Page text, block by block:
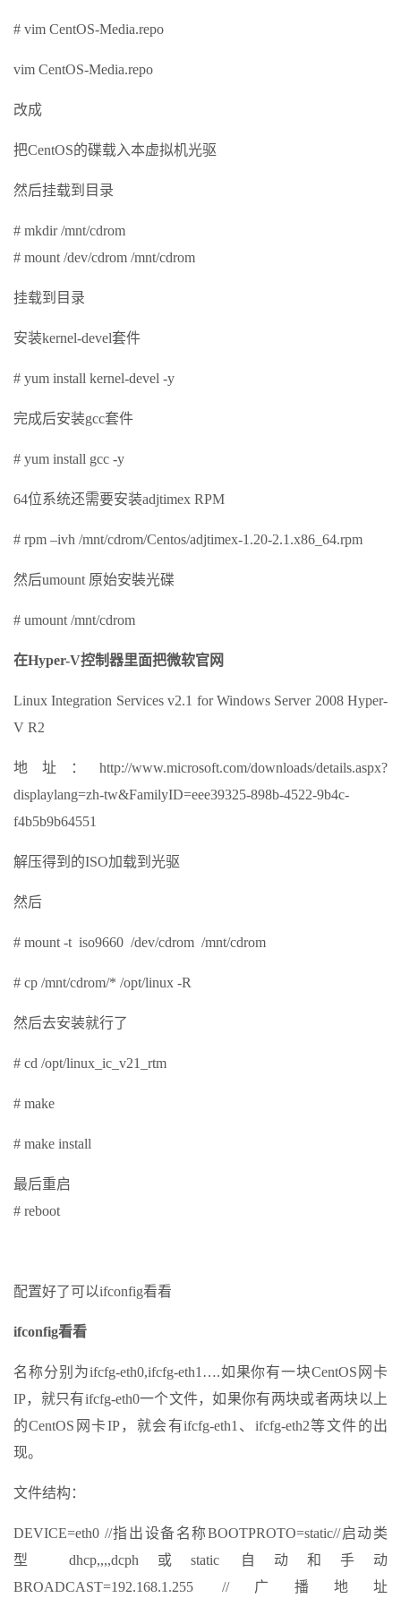
# vim CentOS-Media.repo
vim CentOS-Media.repo
改成
把CentOS的碟载入本虚拟机光驱
然后挂载到目录
# mkdir /mnt/cdrom
# mount /dev/cdrom /mnt/cdrom
挂载到目录
安装kernel-devel套件
# yum install kernel-devel -y
完成后安装gcc套件
# yum install gcc -y
64位系统还需要安装adjtimex RPM
# rpm –ivh /mnt/cdrom/Centos/adjtimex-1.20-2.1.x86_64.rpm
然后umount 原始安裝光碟
# umount /mnt/cdrom
在Hyper-V控制器里面把微软官网
Linux Integration Services v2.1 for Windows Server 2008 Hyper-
V R2
地址：http://www.microsoft.com/downloads/details.aspx?
displaylang=zh-tw&FamilyID=eee39325-898b-4522-9b4c-
f4b5b9b64551
解压得到的ISO加载到光驱
然后
# mount -t iso9660 /dev/cdrom /mnt/cdrom
# cp /mnt/cdrom/* /opt/linux -R
然后去安装就行了
# cd /opt/linux_ic_v21_rtm
# make
# make install
最后重启
# reboot
配置好了可以ifconfig看看
ifconfig看看
名称分别为ifcfg-eth0,ifcfg-eth1….如果你有一块CentOS网卡
IP，就只有ifcfg-eth0一个文件，如果你有两块或者两块以上
的CentOS网卡IP，就会有ifcfg-eth1、ifcfg-eth2等文件的出
现。
文件结构：
DEVICE=eth0 //指出设备名称BOOTPROTO=static//启动类
型 dhcp,,,,dcph或static 自动和手动
BROADCAST=192.168.1.255 //广播地址